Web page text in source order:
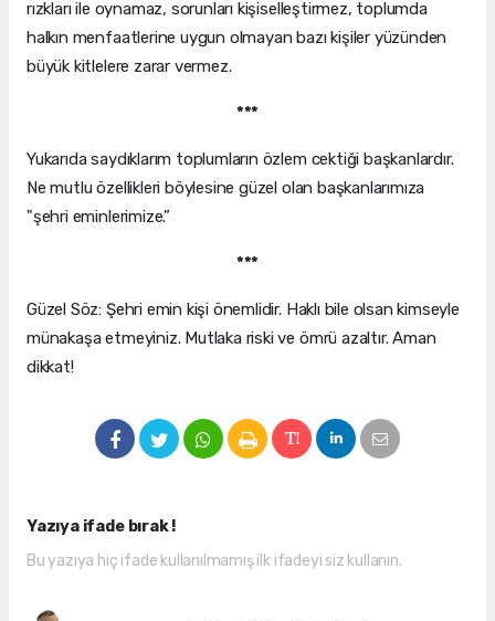
rızkları ile oynamaz, sorunları kişiselleştirmez, toplumda
halkın menfaatlerine uygun olmayan bazı kişiler yüzünden
büyük kitlelere zarar vermez.
***
Yukarıda saydıklarım toplumların özlem cektiği başkanlardır.
Ne mutlu özellikleri böylesine güzel olan başkanlarımıza
"şehri eminlerimize.”
***
Güzel Söz: Şehri emin kişi önemlidir. Haklı bile olsan kimseyle
münakaşa etmeyiniz. Mutlaka riski ve ömrü azaltır. Aman
dikkat!
Yazıya ifade bırak !
Bu yazıya hiç ifade kullanılmamış ilk ifadeyi siz kullanın.